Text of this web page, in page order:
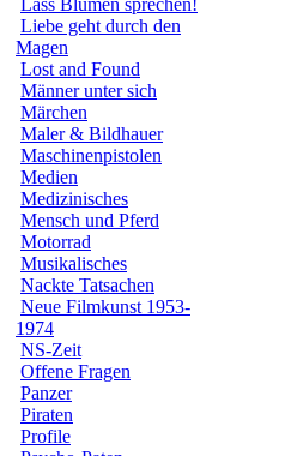
Lass Blumen sprechen!
Liebe geht durch den
Magen
Lost and Found
Männer unter sich
Märchen
Maler & Bildhauer
Maschinenpistolen
Medien
Medizinisches
Mensch und Pferd
Motorrad
Musikalisches
Nackte Tatsachen
Neue Filmkunst 1953-
1974
NS-Zeit
Offene Fragen
Panzer
Piraten
Profile